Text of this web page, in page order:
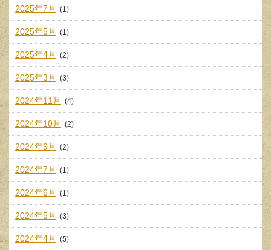
2025年7月 (1)
2025年5月 (1)
2025年4月 (2)
2025年3月 (3)
2024年11月 (4)
2024年10月 (2)
2024年9月 (2)
2024年7月 (1)
2024年6月 (1)
2024年5月 (3)
2024年4月 (5)